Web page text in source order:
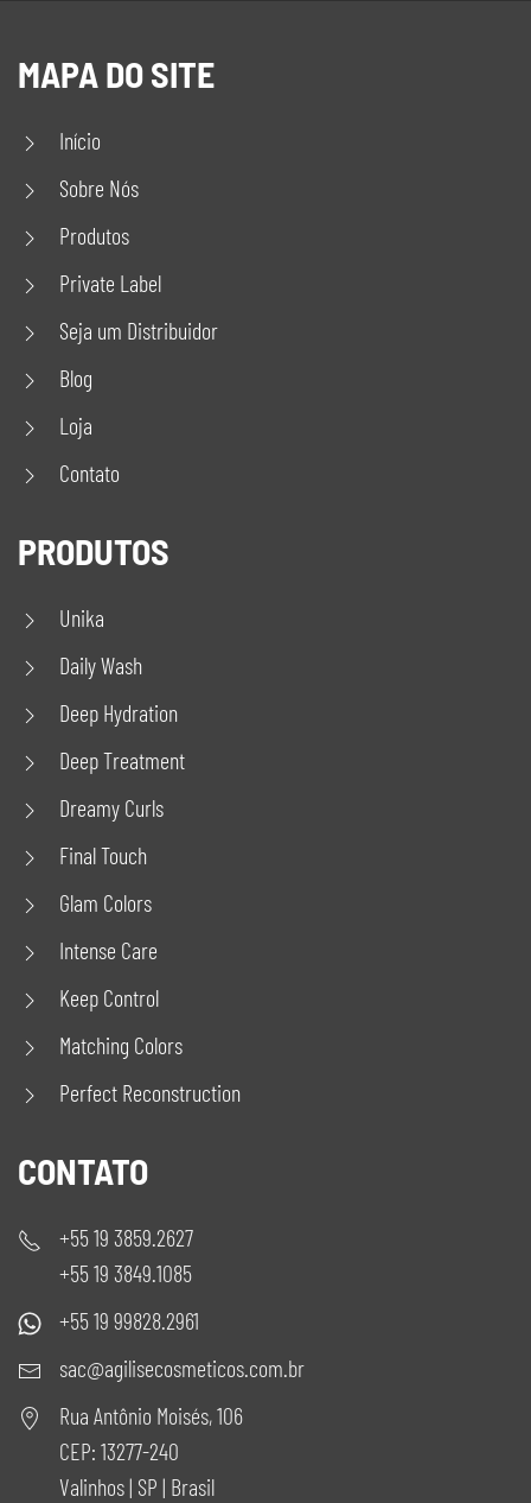
MAPA DO SITE
Início
Sobre Nós
Produtos
Private Label
Seja um Distribuidor
Blog
Loja
Contato
PRODUTOS
Unika
Daily Wash
Deep Hydration
Deep Treatment
Dreamy Curls
Final Touch
Glam Colors
Intense Care
Keep Control
Matching Colors
Perfect Reconstruction
CONTATO
+55 19 3859.2627
+55 19 3849.1085
+55 19 99828.2961
sac@agilisecosmeticos.com.br
Rua Antônio Moisés, 106
CEP: 13277-240
Valinhos | SP | Brasil